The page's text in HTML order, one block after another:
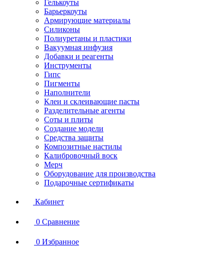
Гелькоуты
Барьеркоуты
Армирующие материалы
Силиконы
Полиуретаны и пластики
Вакуумная инфузия
Добавки и реагенты
Инструменты
Гипс
Пигменты
Наполнители
Клеи и склеивающие пасты
Разделительные агенты
Соты и плиты
Создание модели
Средства защиты
Композитные настилы
Калибровочный воск
Мерч
Оборудование для производства
Подарочные сертификаты
Кабинет
0 Сравнение
0 Избранное